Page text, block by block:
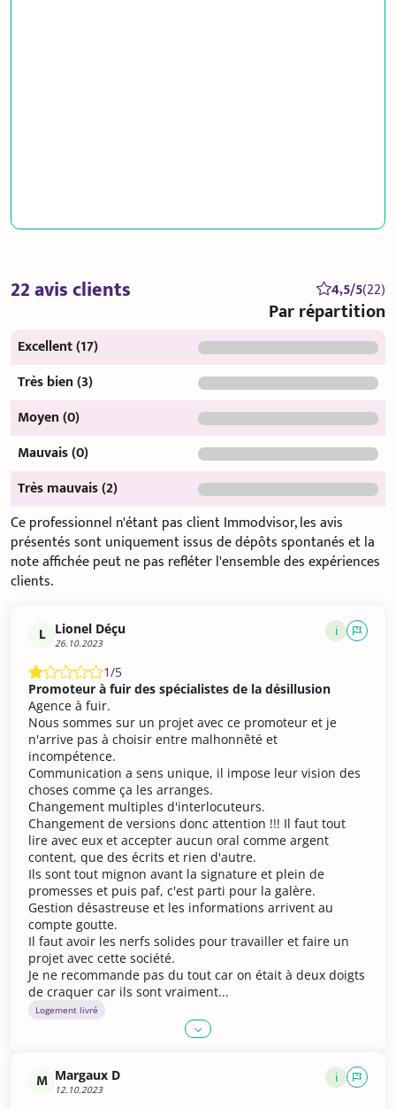
22 avis clients 4,5/5(22)
Par répartition
Excellent (17)
Très bien (3)
Moyen (0)
Mauvais (0)
Très mauvais (2)
Ce professionnel n'étant pas client Immodvisor, les avis
présentés sont uniquement issus de dépôts spontanés et la
note affichée peut ne pas refléter l'ensemble des expériences
clients.
L Lionel Déçu
26.10.2023
i
1/5
Promoteur à fuir des spécialistes de la désillusion
Agence à fuir.
Nous sommes sur un projet avec ce promoteur et je
n'arrive pas à choisir entre malhonnêté et
incompétence.
Communication a sens unique, il impose leur vision des
choses comme ça les arranges.
Changement multiples d'interlocuteurs.
Changement de versions donc attention !!! Il faut tout
lire avec eux et accepter aucun oral comme argent
content, que des écrits et rien d'autre.
Ils sont tout mignon avant la signature et plein de
promesses et puis paf, c'est parti pour la galère.
Gestion désastreuse et les informations arrivent au
compte goutte.
Il faut avoir les nerfs solides pour travailler et faire un
projet avec cette société.
Je ne recommande pas du tout car on était à deux doigts
de craquer car ils sont vraiment...
Logement livré
M Margaux D
12.10.2023
i